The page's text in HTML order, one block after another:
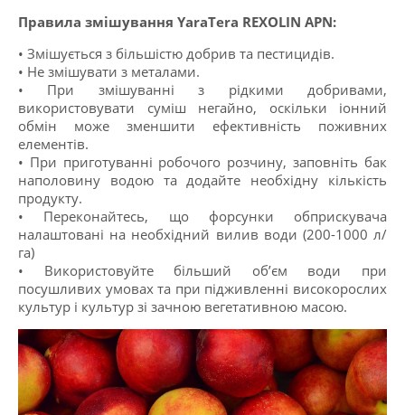
Правила змішування YaraTera REXOLIN APN:
• Змішується з більшістю добрив та пестицидів.
• Не змішувати з металами.
• При змішуванні з рідкими добривами,
використовувати суміш негайно, оскільки іонний
обмін може зменшити ефективність поживних
елементів.
• При приготуванні робочого розчину, заповніть бак
наполовину водою та додайте необхідну кількість
продукту.
• Переконайтесь, що форсунки обприскувача
налаштовані на необхідний вилив води (200-1000 л/
га)
• Використовуйте більший об’єм води при
посушливих умовах та при підживленні високорослих
культур і культур зі зачною вегетативною масою.